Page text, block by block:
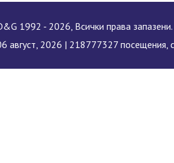
1992 - 2026, Всички права
август, 2026 | 218777327 посещения,